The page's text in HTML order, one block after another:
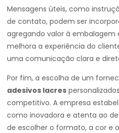
Mensagens úteis, como
de contato, podem ser
agregando valor à embalagem
melhora a experiência do
uma comunicação clara e
Por fim, a escolha de um
adesivos lacres
competitivo. A empresa
como inovadora e atenta ao
de escolher o formato, a cor e